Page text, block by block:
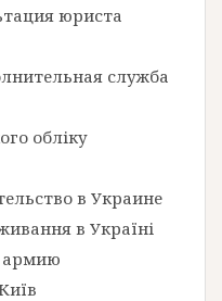
юриста
служба
обліку
в Украине
в Україні
армию